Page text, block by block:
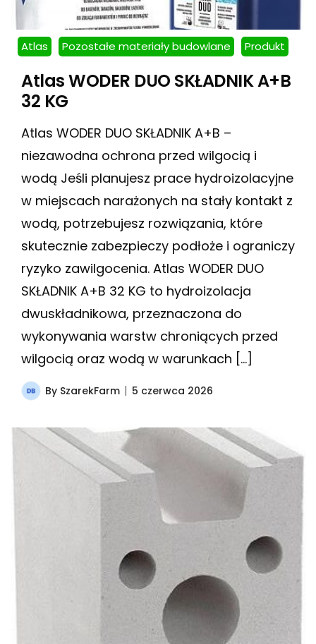
Atlas Pozostałe materiały budowlane Produkt
Atlas WODER DUO SKŁADNIK A+B
32 KG
Atlas WODER DUO SKŁADNIK A+B –
niezawodna ochrona przed wilgocią i
wodą Jeśli planujesz prace hydroizolacyjne
w miejscach narażonych na stały kontakt z
wodą, potrzebujesz rozwiązania, które
skutecznie zabezpieczy podłoże i ograniczy
ryzyko zawilgocenia. Atlas WODER DUO
SKŁADNIK A+B 32 KG to hydroizolacja
dwuskładnikowa, przeznaczona do
wykonywania warstw chroniących przed
wilgocią oraz wodą w warunkach […]
By SzarekFarm 5 czerwca 2026